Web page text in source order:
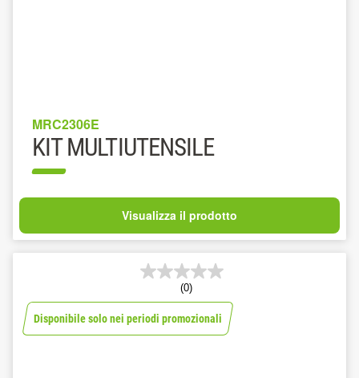
MRC2306E
KIT MULTIUTENSILE
Visualizza il prodotto
(0)
Disponibile solo nei periodi promozionali